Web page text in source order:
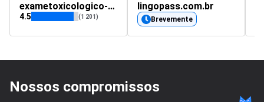
exametoxicologico-2.com.br
4.5 (1 201)
lingopass.com.br
Brevemente
Nossos compromissos